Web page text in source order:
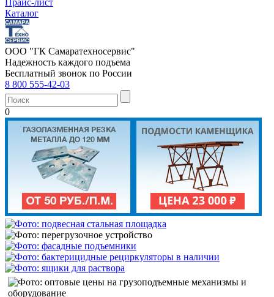
Прайс-лист
Каталог
ООО "ГК Самаратехносервис"
Надежность каждого подъема
Бесплатный звонок по России
8 800 555-42-03
0